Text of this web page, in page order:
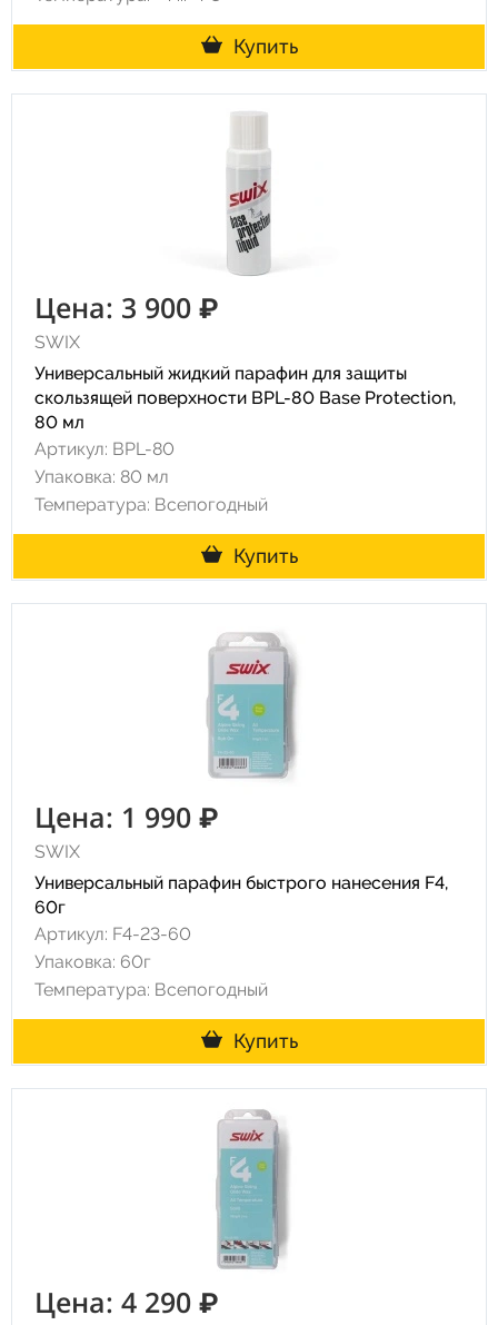
Купить
Цена: 3 900 ₽
SWIX
Универсальный жидкий парафин для защиты
скользящей поверхности BPL-80 Base Protection,
80 мл
Артикул: BPL-80
Упаковка: 80 мл
Температура: Всепогодный
Купить
Цена: 1 990 ₽
SWIX
Универсальный парафин быстрого нанесения F4,
60г
Артикул: F4-23-60
Упаковка: 60г
Температура: Всепогодный
Купить
Цена: 4 290 ₽